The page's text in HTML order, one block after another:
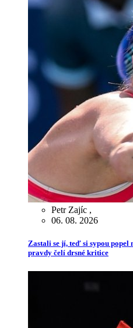
Petr Zajíc ,
06. 08. 2026
Zastali se jí, teď si sypou popel
pravdy čelí drsné kritice